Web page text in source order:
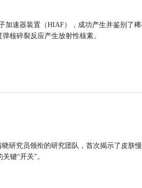
加速器装置（HIAF），成功产生并鉴别了
核碎裂反应产生放射性核素。
研究员领衔的研究团队，首次揭示了皮肤
键“开关”。